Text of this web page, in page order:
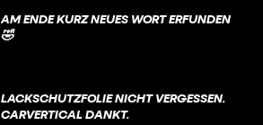
AM ENDE KURZ NEUES WORT ERFUNDEN
🤣
LACKSCHUTZFOLIE NICHT VERGESSEN.
CARVERTICAL DANKT.